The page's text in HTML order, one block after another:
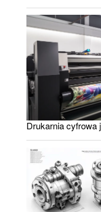
Drukarnia cyfrowa